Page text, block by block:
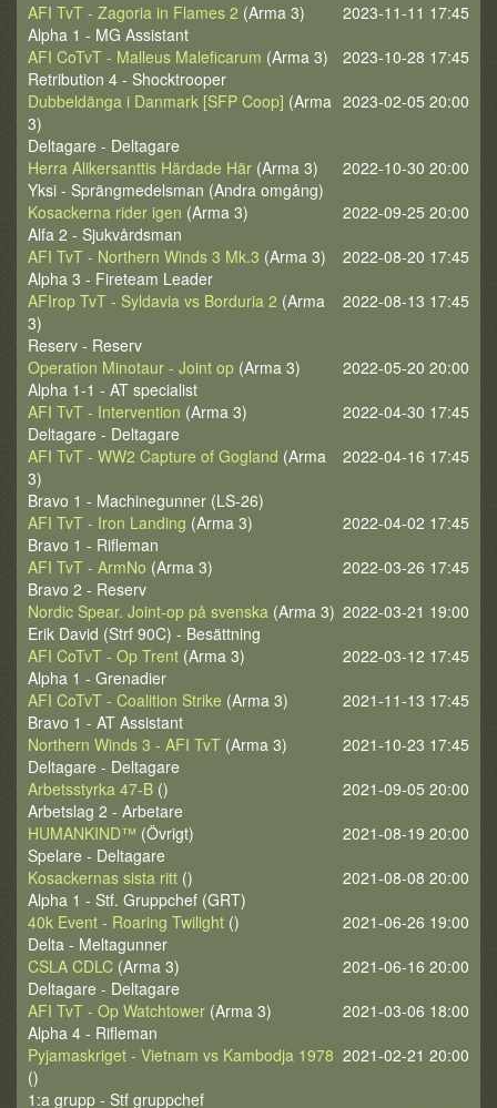
2023-11-11 17:45
AFI TvT - Zagoria in Flames 2 (Arma 3)
Alpha 1 - MG Assistant
2023-10-28 17:45
AFI CoTvT - Malleus Maleficarum (Arma 3)
Retribution 4 - Shocktrooper
2023-02-05 20:00
Dubbeldänga i Danmark [SFP Coop] (Arma
3)
Deltagare - Deltagare
2022-10-30 20:00
Herra Alikersanttis Härdade Här (Arma 3)
Yksi - Sprängmedelsman (Andra omgång)
2022-09-25 20:00
Kosackerna rider igen (Arma 3)
Alfa 2 - Sjukvårdsman
2022-08-20 17:45
AFI TvT - Northern Winds 3 Mk.3 (Arma 3)
Alpha 3 - Fireteam Leader
2022-08-13 17:45
AFIrop TvT - Syldavia vs Borduria 2 (Arma
3)
Reserv - Reserv
2022-05-20 20:00
Operation Minotaur - Joint op (Arma 3)
Alpha 1-1 - AT specialist
2022-04-30 17:45
AFI TvT - Intervention (Arma 3)
Deltagare - Deltagare
2022-04-16 17:45
AFI TvT - WW2 Capture of Gogland (Arma
3)
Bravo 1 - Machinegunner (LS-26)
2022-04-02 17:45
AFI TvT - Iron Landing (Arma 3)
Bravo 1 - Rifleman
2022-03-26 17:45
AFI TvT - ArmNo (Arma 3)
Bravo 2 - Reserv
2022-03-21 19:00
Nordic Spear. Joint-op på svenska (Arma 3)
Erik David (Strf 90C) - Besättning
2022-03-12 17:45
AFI CoTvT - Op Trent (Arma 3)
Alpha 1 - Grenadier
2021-11-13 17:45
AFI CoTvT - Coalition Strike (Arma 3)
Bravo 1 - AT Assistant
2021-10-23 17:45
Northern Winds 3 - AFI TvT (Arma 3)
Deltagare - Deltagare
2021-09-05 20:00
Arbetsstyrka 47-B ()
Arbetslag 2 - Arbetare
2021-08-19 20:00
HUMANKIND™ (Övrigt)
Spelare - Deltagare
2021-08-08 20:00
Kosackernas sista ritt ()
Alpha 1 - Stf. Gruppchef (GRT)
2021-06-26 19:00
40k Event - Roaring Twilight ()
Delta - Meltagunner
2021-06-16 20:00
CSLA CDLC (Arma 3)
Deltagare - Deltagare
2021-03-06 18:00
AFI TvT - Op Watchtower (Arma 3)
Alpha 4 - Rifleman
2021-02-21 20:00
Pyjamaskriget - Vietnam vs Kambodja 1978
()
1:a grupp - Stf gruppchef